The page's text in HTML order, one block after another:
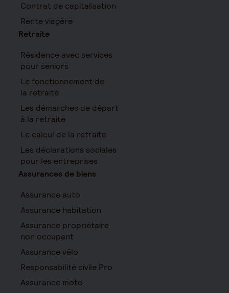
Contrat de capitalisation
Rente viagère
Retraite
Résidence avec services
pour seniors
Le fonctionnement de
la retraite
Les démarches de départ
à la retraite
Le calcul de la retraite
Les déclarations sociales
pour les entreprises
Assurances de biens
Assurance auto
Assurance habitation
Assurance propriétaire
non occupant
Assurance vélo
Responsabilité civile Pro
Assurance moto